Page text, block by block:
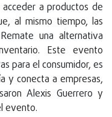
a productos de
al mismo tiempo, las
una alternativa
Este evento
para el consumidor, es
y conecta a empresas,
Alexis Guerrero y
evento.